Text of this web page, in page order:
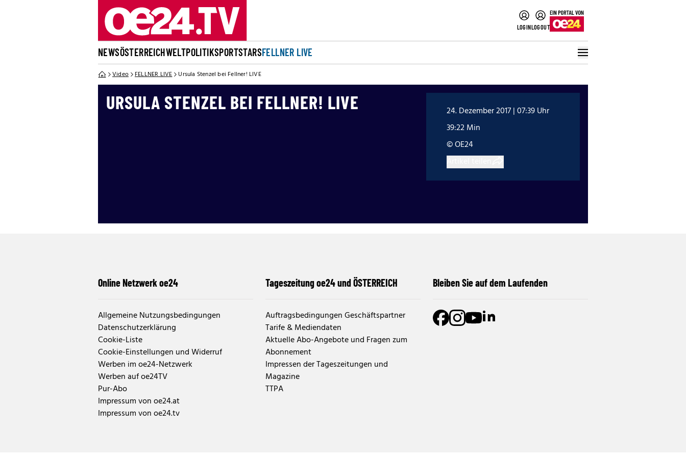
LOGINLOGOUT
NEWSÖSTERREICHWELTPOLITIKSPORTSTARSFELLNER LIVE
Video FELLNER LIVE Ursula Stenzel bei Fellner! LIVE
URSULA STENZEL BEI FELLNER! LIVE
24. Dezember 2017 | 07:39 Uhr
39:22 Min
© OE24
Online Netzwerk oe24
Allgemeine Nutzungsbedingungen
Datenschutzerklärung
Cookie-Liste
Cookie-Einstellungen und Widerruf
Werben im oe24-Netzwerk
Werben auf oe24TV
Pur-Abo
Impressum von oe24.at
Impressum von oe24.tv
Tageszeitung oe24 und ÖSTERREICH
Auftragsbedingungen Geschäftspartner
Tarife & Mediendaten
Aktuelle Abo-Angebote und Fragen zum
Abonnement
Impressen der Tageszeitungen und
Magazine
TTPA
Bleiben Sie auf dem Laufenden